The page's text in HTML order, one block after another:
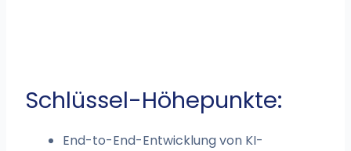
Schlüssel-Höhepunkte:
End-to-End-Entwicklung von KI-